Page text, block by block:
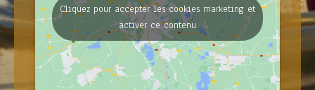
Cliquez pour accepter les cookies marketing et
activer ce contenu